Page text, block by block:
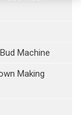
Machine
Making